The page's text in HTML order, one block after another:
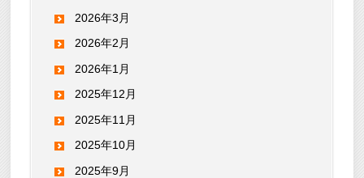
2026年3月
2026年2月
2026年1月
2025年12月
2025年11月
2025年10月
2025年9月